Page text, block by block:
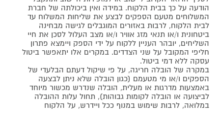
הודעה על כך בבית הלקוח. במידה ואין ביכולתה של חברת
המשלוחים מטעם הספקים לבצע את שליחות המשלוח עד
לבית הלקוח, לרבות באזורים המוגבלים לגישה מבחינה
ביטחונית ו/או תנאי מזג אוויר ו/או מצב העלול לסכן את חיי
השליחים, יובהר העניין ללקוח על ידי הספק ויימצא פתרון
חליפי המקובל על שני הצדדים. במקרים אלו יתאפשר ביטול
עסקה ללא דמי ביטול.
במקרה של הובלה חריגה, על פי שיקול דעתם הבלעדי של
הספקים ו/או מי מטעמם (כגון הובלה שלא ניתן לבצעה
באמצעות מדרגות או מעלית, הובלה שנדרש מכשור מיוחד
לביצועה או הובלה לקומות גבוהות), תחול עלות ההובלה
במלואה, לרבות שימוש במנוף ככל ויידרש, על הלקוח